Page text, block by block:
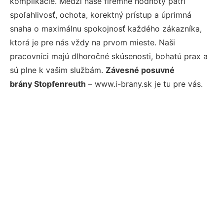
spoľahlivosť, ochota, korektný prístup a úprimná
snaha o maximálnu spokojnosť každého zákazníka,
ktorá je pre nás vždy na prvom mieste. Naši
pracovníci majú dlhoročné skúsenosti, bohatú prax a
sú plne k vašim službám. Závesné posuvné
brány Stopfenreuth – www.i-brany.sk je tu pre vás.